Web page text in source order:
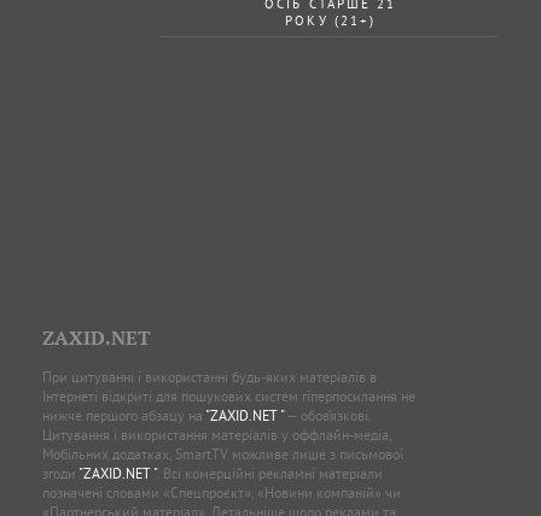
ОСІБ СТАРШЕ 21
РОКУ (21+)
ZAXID.NET
При цитуванні і використанні будь-яких матеріалів в
Інтернеті відкриті для пошукових систем гіперпосилання не
нижче першого абзацу на "ZAXID.NET "— обов’язкові.
Цитування і використання матеріалів у оффлайн-медіа,
Мобільних додатках, SmartTV можливе лише з письмової
згоди "ZAXID.NET ". Всі комерційні рекламні матеріали
позначені словами «Спецпроєкт», «Новини компаній» чи
«Партнерський матеріал». Детальніше щодо реклами та